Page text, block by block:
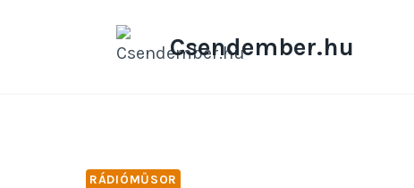
Csendember.hu
RÁDIÓMŰSOR